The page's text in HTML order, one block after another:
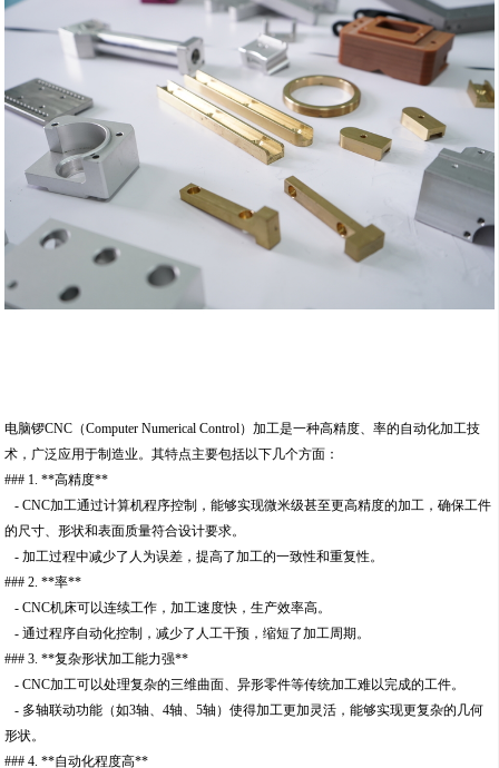
电脑锣CNC（Computer Numerical Control）加工是一种高精度、率的自动化加工技
术，广泛应用于制造业。其特点主要包括以下几个方面：
### 1. **高精度**
- CNC加工通过计算机程序控制，能够实现微米级甚至更高精度的加工，确保工件
的尺寸、形状和表面质量符合设计要求。
- 加工过程中减少了人为误差，提高了加工的一致性和重复性。
### 2. **率**
- CNC机床可以连续工作，加工速度快，生产效率高。
- 通过程序自动化控制，减少了人工干预，缩短了加工周期。
### 3. **复杂形状加工能力强**
- CNC加工可以处理复杂的三维曲面、异形零件等传统加工难以完成的工件。
- 多轴联动功能（如3轴、4轴、5轴）使得加工更加灵活，能够实现更复杂的几何
形状。
### 4. **自动化程度高**